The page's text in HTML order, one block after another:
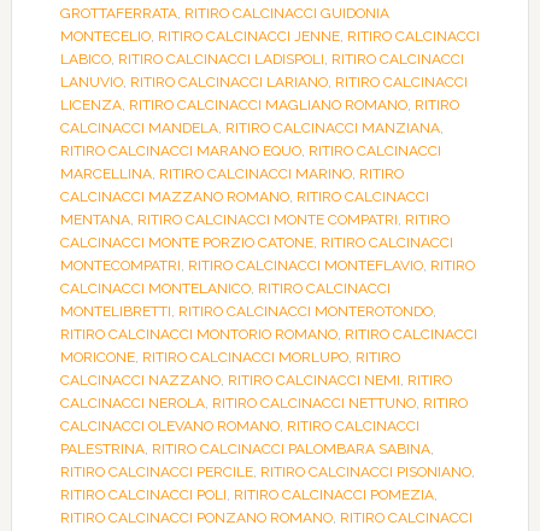
GROTTAFERRATA, RITIRO CALCINACCI GUIDONIA
MONTECELIO, RITIRO CALCINACCI JENNE, RITIRO CALCINACCI
LABICO, RITIRO CALCINACCI LADISPOLI, RITIRO CALCINACCI
LANUVIO, RITIRO CALCINACCI LARIANO, RITIRO CALCINACCI
LICENZA, RITIRO CALCINACCI MAGLIANO ROMANO, RITIRO
CALCINACCI MANDELA, RITIRO CALCINACCI MANZIANA,
RITIRO CALCINACCI MARANO EQUO, RITIRO CALCINACCI
MARCELLINA, RITIRO CALCINACCI MARINO, RITIRO
CALCINACCI MAZZANO ROMANO, RITIRO CALCINACCI
MENTANA, RITIRO CALCINACCI MONTE COMPATRI, RITIRO
CALCINACCI MONTE PORZIO CATONE, RITIRO CALCINACCI
MONTECOMPATRI, RITIRO CALCINACCI MONTEFLAVIO, RITIRO
CALCINACCI MONTELANICO, RITIRO CALCINACCI
MONTELIBRETTI, RITIRO CALCINACCI MONTEROTONDO,
RITIRO CALCINACCI MONTORIO ROMANO, RITIRO CALCINACCI
MORICONE, RITIRO CALCINACCI MORLUPO, RITIRO
CALCINACCI NAZZANO, RITIRO CALCINACCI NEMI, RITIRO
CALCINACCI NEROLA, RITIRO CALCINACCI NETTUNO, RITIRO
CALCINACCI OLEVANO ROMANO, RITIRO CALCINACCI
PALESTRINA, RITIRO CALCINACCI PALOMBARA SABINA,
RITIRO CALCINACCI PERCILE, RITIRO CALCINACCI PISONIANO,
RITIRO CALCINACCI POLI, RITIRO CALCINACCI POMEZIA,
RITIRO CALCINACCI PONZANO ROMANO, RITIRO CALCINACCI